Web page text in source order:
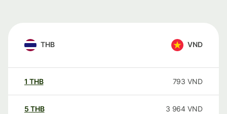
THB VND
1 THB 793 VND
5 THB 3 964 VND